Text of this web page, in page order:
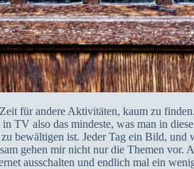
für andere Aktivitäten, kaum zu
TV also das mindeste, was man in
bewältigen ist. Jeder Tag ein Bild, und
gehen mir nicht nur die Themen
ausschalten und endlich mal ein